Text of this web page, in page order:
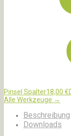
Pinsel Spalter18,00 €
Alle Werkzeuge →
Beschreibung
Downloads